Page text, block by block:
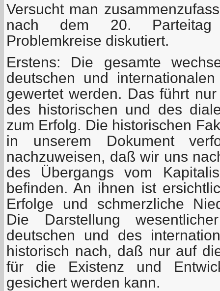
Versucht man
nach dem 20. Parteitag
Problemkreise diskutiert.
Erstens: Die gesamte
deutschen und
gewertet werden. Das führt
des historischen und des
zum Erfolg. Die historischen
in unserem Dokument
nachzuweisen, daß wir uns
des Übergangs vom
befinden. An ihnen ist
Erfolge und schmerzliche
Die Darstellung
deutschen und des
historisch nach, daß nur auf
für die Existenz und
gesichert werden kann.